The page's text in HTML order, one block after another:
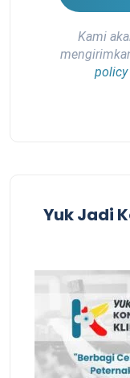
Kami
policy
Yuk Jadi